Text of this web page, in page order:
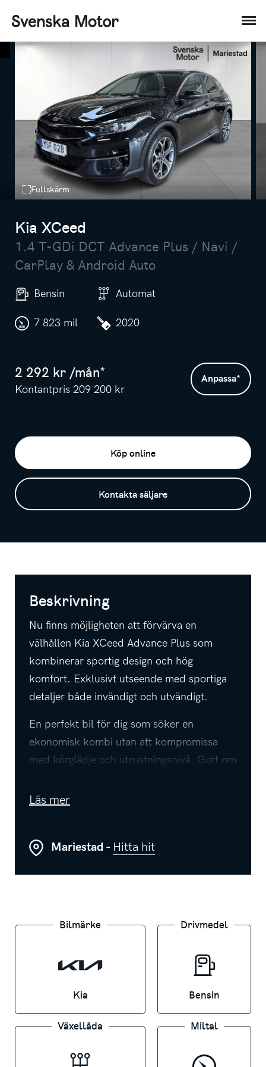
Fullskärm
Kia XCeed
1.4 T-GDi DCT Advance Plus / Navi /
CarPlay & Android Auto
Bensin Automat
7 823 mil 2020
2 292 kr /mån*
Kontantpris 209 200 kr
Anpassa*
Köp online
Kontakta säljare
Beskrivning
Nu finns möjligheten att förvärva en
välhållen Kia XCeed Advance Plus som
kombinerar sportig design och hög
komfort. Exklusivt utseende med sportiga
detaljer både invändigt och utvändigt.
En perfekt bil för dig som söker en
ekonomisk kombi utan att kompromissa
med körglädje och utrustningsnivå. Gott om
för vardagspendling som längre resor.
Mariestad
, Hammarsmedsgatan 30, för mer
information eller en provkörning. Vi hjälper
självklart till med finansiering, inbyte och
Läs mer
Mariestad - Hitta hit
Bilmärke
Kia
Drivmedel
Bensin
Växellåda Miltal